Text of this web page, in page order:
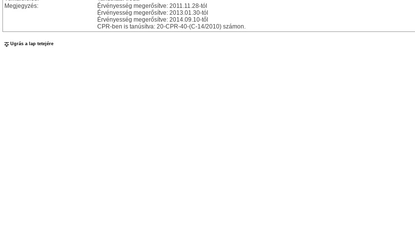
Megjegyzés:
Érvényesség megerősítve: 2011.11.28-tól
Érvényesség megerősítve: 2013.01.30-tól
Érvényesség megerősítve: 2014.09.10-től
CPR-ben is tanúsítva: 20-CPR-40-(C-14/2010) számon.
Ugrás a lap tetejére